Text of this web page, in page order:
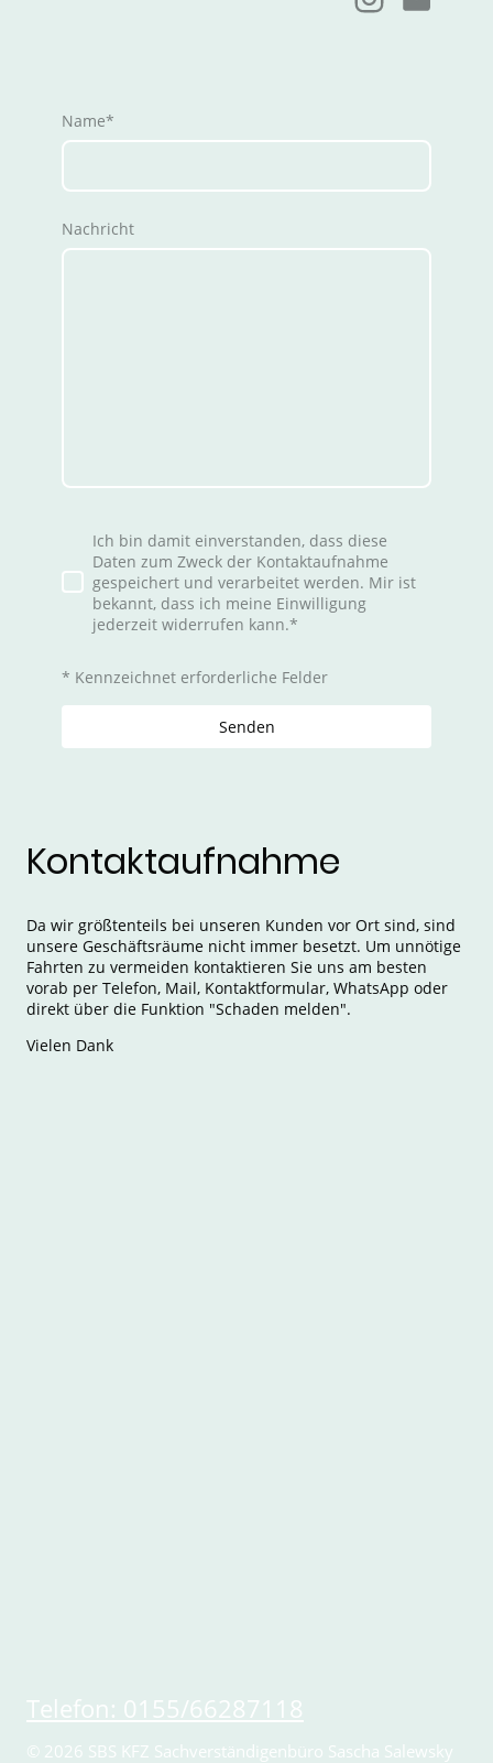
Name*
Nachricht
Ich bin damit einverstanden, dass diese
Daten zum Zweck der Kontaktaufnahme
gespeichert und verarbeitet werden. Mir ist
bekannt, dass ich meine Einwilligung
jederzeit widerrufen kann.*
* Kennzeichnet erforderliche Felder
Senden
Kontaktaufnahme
Da wir größtenteils bei unseren Kunden vor Ort sind, sind
unsere Geschäftsräume nicht immer besetzt. Um unnötige
Fahrten zu vermeiden kontaktieren Sie uns am besten
vorab per Telefon, Mail, Kontaktformular, WhatsApp oder
direkt über die Funktion "Schaden melden".
Vielen Dank
Telefon: 0155/66287118
© 2026 SBS KFZ Sachverständigenbüro Sascha Salewsky